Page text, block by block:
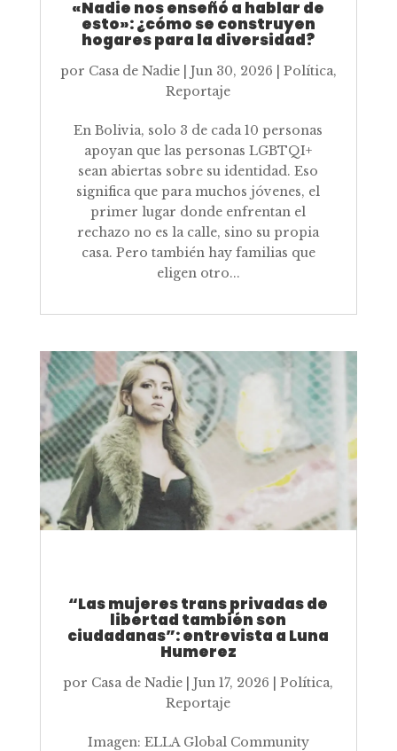
«Nadie nos enseñó a hablar de
esto»: ¿cómo se construyen
hogares para la diversidad?
por Casa de Nadie| Jun 30, 2026 Política,
Reportaje
En Bolivia, solo 3 de cada 10 personas
apoyan que las personas LGBTQI+
sean abiertas sobre su identidad. Eso
significa que para muchos jóvenes, el
primer lugar donde enfrentan el
rechazo no es la calle, sino su propia
casa. Pero también hay familias que
eligen otro...
“Las mujeres trans privadas de
libertad también son
ciudadanas”: entrevista a Luna
Humerez
por Casa de Nadie |Jun 17, 2026 |Política,
Reportaje
Imagen: ELLA Global Community